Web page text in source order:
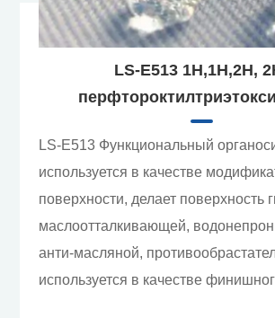
LS-E513 1H,1H,2H,
LS-E513 Функциональный
используется в качестве
поверхности, делает поверхность
маслоотталкивающей,
анти-масляной,
используется в качестве